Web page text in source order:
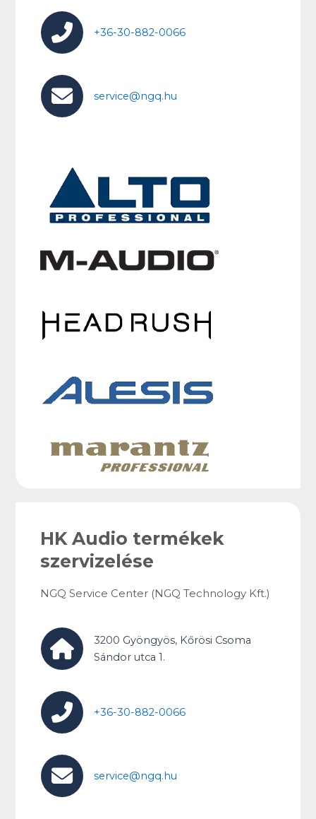
+36-30-882-0066
service@ngq.hu
HK Audio termékek
szervizelése
NGQ Service Center (NGQ Technology Kft.)
3200 Gyöngyös, Kőrösi Csoma
Sándor utca 1.
+36-30-882-0066
service@ngq.hu